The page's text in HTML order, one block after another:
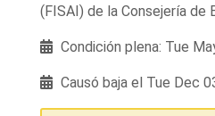
(FISAI) de la Consejería de
Condición plena: Tue
Causó baja el Tue Dec